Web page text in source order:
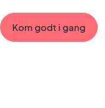
Kom godt i gang